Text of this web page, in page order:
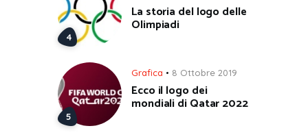
La storia del logo delle
Olimpiadi
Grafica 8 Ottobre 2019
Ecco il logo dei
mondiali di Qatar 2022